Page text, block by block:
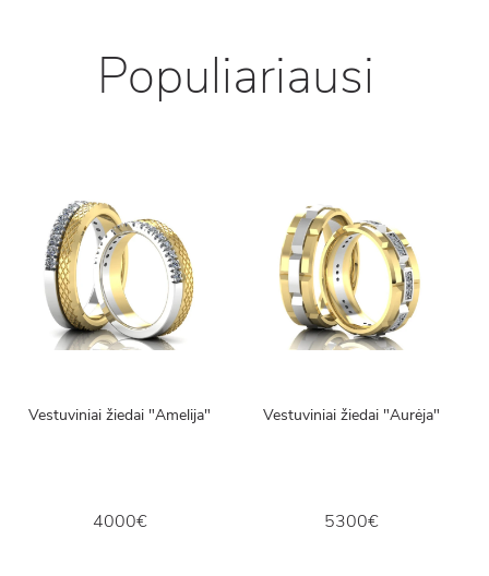
Populiariausi
Vestuviniai žiedai "Amelija"
4000€
Vestuviniai žiedai "Aurėja"
5300€